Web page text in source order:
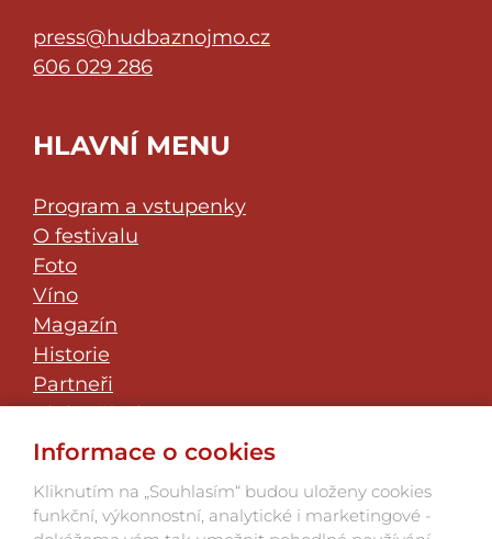
press@hudbaznojmo.cz
606 029 286
HLAVNÍ MENU
Program a vstupenky
O festivalu
Foto
Víno
Magazín
Historie
Partneři
Klub přátel
JazzFest Znojmo
Informace o cookies
Kliknutím na „Souhlasím“ budou uloženy cookies
funkční, výkonnostní, analytické i marketingové -